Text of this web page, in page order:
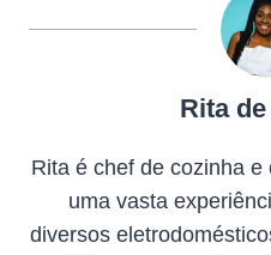
Rita
Rita é chef de cozinha
uma vasta
diversos